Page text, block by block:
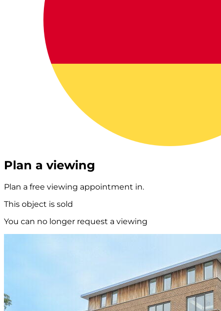
Plan a viewing
Plan a free viewing appointment in.
This object is sold
You can no longer request a viewing